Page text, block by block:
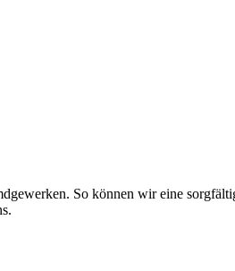
So können wir eine